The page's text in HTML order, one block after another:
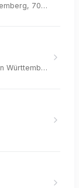
Kapfenburgstraße 34a, Stuttgart, Baden-Württemberg, 70469, Germany
Gablenberger Hauptstraße 92, Stuttgart, Baden Württemberg, 70186, Germany